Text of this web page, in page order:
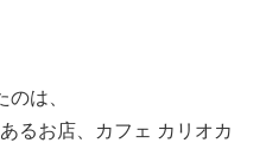
は、
るお店、カフェ カリオカ